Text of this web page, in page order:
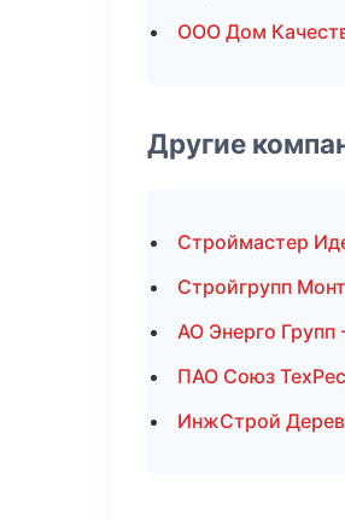
ООО Дом
Другие
Строймастер
Стройгрупп
АО Энерго Групп
ПАО Союз
ИнжСтрой